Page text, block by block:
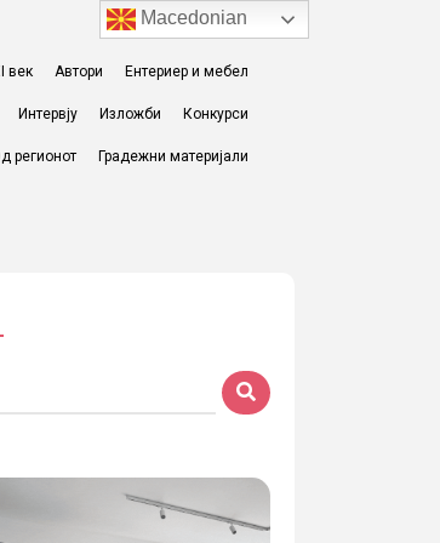
век Автори Ентериер и мебел
Интервју Изложби Конкурси
регионот Градежни материјали
Macedonian